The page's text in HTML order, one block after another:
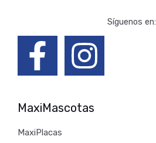
Síguenos en:
MaxiMascotas
MaxiPlacas